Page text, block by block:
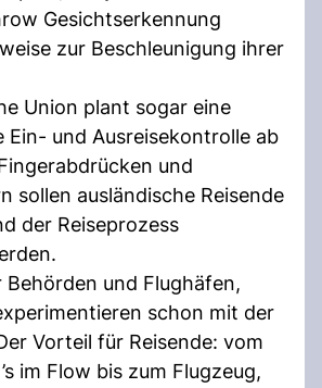
Gesichtserkennung
zur Beschleunigung ihrer
Union plant sogar eine
Ein- und Ausreisekontrolle ab
und
sollen ausländische Reisende
der Reiseprozess
und Flughäfen,
schon mit der
Vorteil für Reisende: vom
im Flow bis zum Flugzeug,